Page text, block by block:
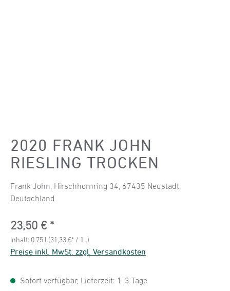
2020 FRANK JOHN
RIESLING TROCKEN
Frank John, Hirschhornring 34, 67435 Neustadt,
Deutschland
Regulärer Preis:
23,50 €
Inhalt: 0.75 l (31,33 €* / 1 l)
Preise inkl. MwSt. zzgl. Versandkosten
Sofort verfügbar, Lieferzeit: 1-3 Tage